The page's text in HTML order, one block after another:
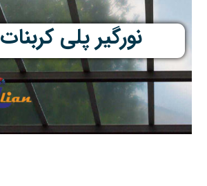
نورگیر پلی کربنات